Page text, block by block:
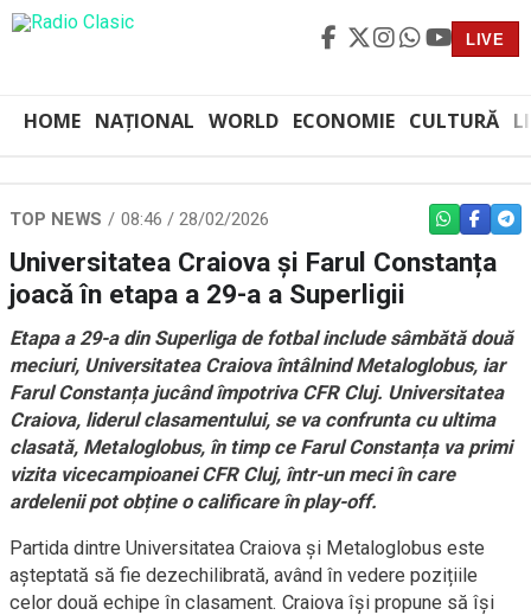
LIVE
HOME NAȚIONAL WORLD ECONOMIE CULTURĂ
TOP NEWS 08:46 / 28/02/2026 WHATSAPP
Universitatea Craiova și Farul Constanța
joacă în etapa a 29-a a Superligii
Etapa a 29-a din Superliga de fotbal include sâmbătă două
meciuri, Universitatea Craiova întâlnind Metaloglobus, iar
Farul Constanța jucând împotriva CFR Cluj. Universitatea
Craiova, liderul clasamentului, se va confrunta cu ultima
clasată, Metaloglobus, în timp ce Farul Constanța va primi
vizita vicecampioanei CFR Cluj, într-un meci în care
ardelenii pot obține o calificare în play-off.
Partida dintre Universitatea Craiova și Metaloglobus este
așteptată să fie dezechilibrată, având în vedere pozițiile
celor două echipe în clasament. Craiova își propune să își